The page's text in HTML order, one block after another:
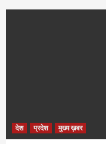
देश प्रदेश मुख्य ख़बर